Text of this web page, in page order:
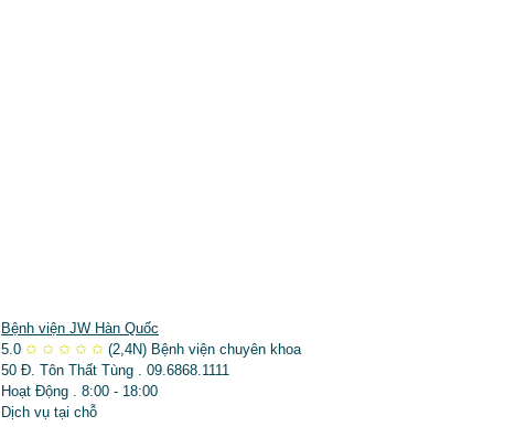
Bệnh viện JW Hàn Quốc
5.0 ✩ ✩ ✩ ✩ ✩ (2,4N) Bệnh viện chuyên khoa
50 Đ. Tôn Thất Tùng . 09.6868.1111
Hoạt Động . 8:00 - 18:00
Dịch vụ tại chỗ